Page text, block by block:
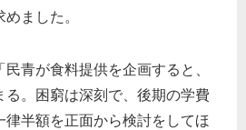
ました。
青が食料提供を企画すると、
る。困窮は深刻で、後期の学費
律半額を正面から検討をしてほ